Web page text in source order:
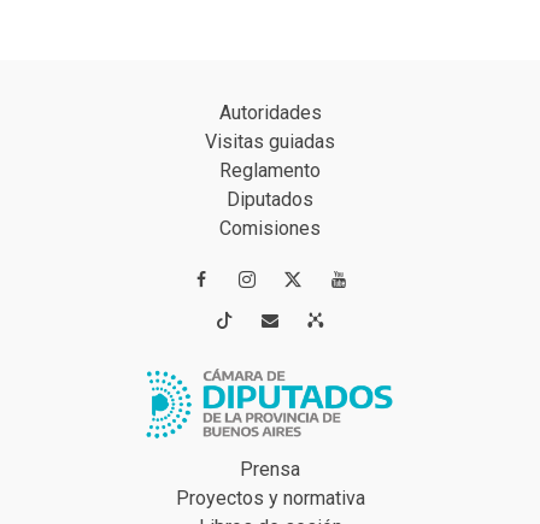
Autoridades
Visitas guiadas
Reglamento
Diputados
Comisiones
 
 
Prensa
Proyectos y normativa